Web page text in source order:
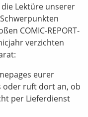
Lektüre unserer
COMIC-REPORT-
verzichten
eurer
oder ruft dort an, ob
per Lieferdienst